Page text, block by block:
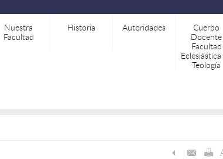
Nuestra
Facultad
Historia Autoridades
Cuerpo
Docente
Facultad
Teología